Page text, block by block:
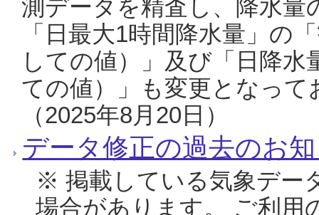
測データを精査し、降水
「日最大1時間降水量」の
しての値）」及び「日降
ての値）」も変更となっ
（2025年8月20日）
データ修正の過去のお
※ 掲載している気象デー
場合があります。 ご利用